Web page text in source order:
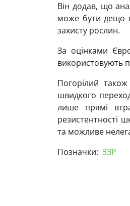
Він додав, що
може бути дещо
захисту рослин.
За оцінками
використовують
Погорілий
швидкого
лише прямі
резистентності
та можливе
Позначки: ЗЗР